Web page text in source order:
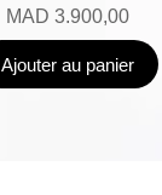
MAD 3.900,00
Ajouter au panier